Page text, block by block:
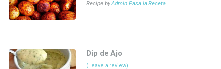
Recipe byAdmin Pasa la Receta
Dip de Ajo
(Leave a review)